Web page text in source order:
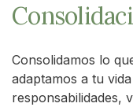
Consolidamos lo
adaptamos a tu
responsabilidades,